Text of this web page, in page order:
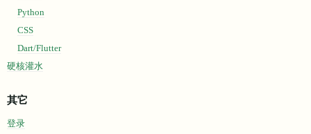
Python
CSS
Dart/Flutter
硬核灌水
其它
登录